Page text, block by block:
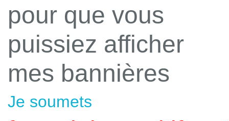
pour que vous
puissiez afficher
mes bannières
Je soumets